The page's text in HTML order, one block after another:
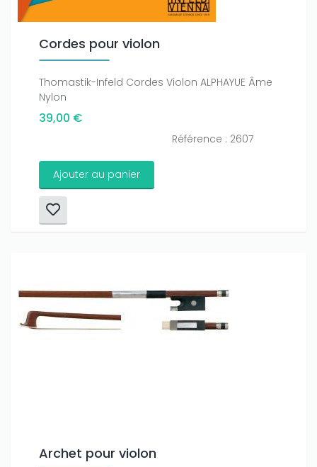
Cordes pour violon
Thomastik-Infeld Cordes Violon ALPHAYUE Âme
Nylon
39,00 €
Référence : 2607
Ajouter au panier
Archet pour violon
Only play atJoo casino
if you really want to win a huge
amount on your credits!